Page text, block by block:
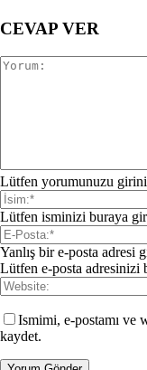
CEVAP VER
Lütfen yorumunuzu
Lütfen isminizi buraya
Yanlış bir e-posta adresi
Lütfen e-posta adresinizi
Ismimi, e-postamı ve
kaydet.